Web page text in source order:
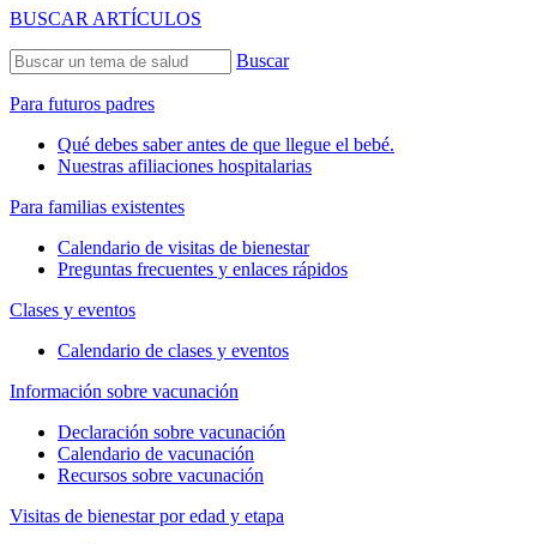
BUSCAR ARTÍCULOS
Buscar
Para futuros padres
Qué debes saber antes de que llegue el bebé.
Nuestras afiliaciones hospitalarias
Para familias existentes
Calendario de visitas de bienestar
Preguntas frecuentes y enlaces rápidos
Clases y eventos
Calendario de clases y eventos
Información sobre vacunación
Declaración sobre vacunación
Calendario de vacunación
Recursos sobre vacunación
Visitas de bienestar por edad y etapa